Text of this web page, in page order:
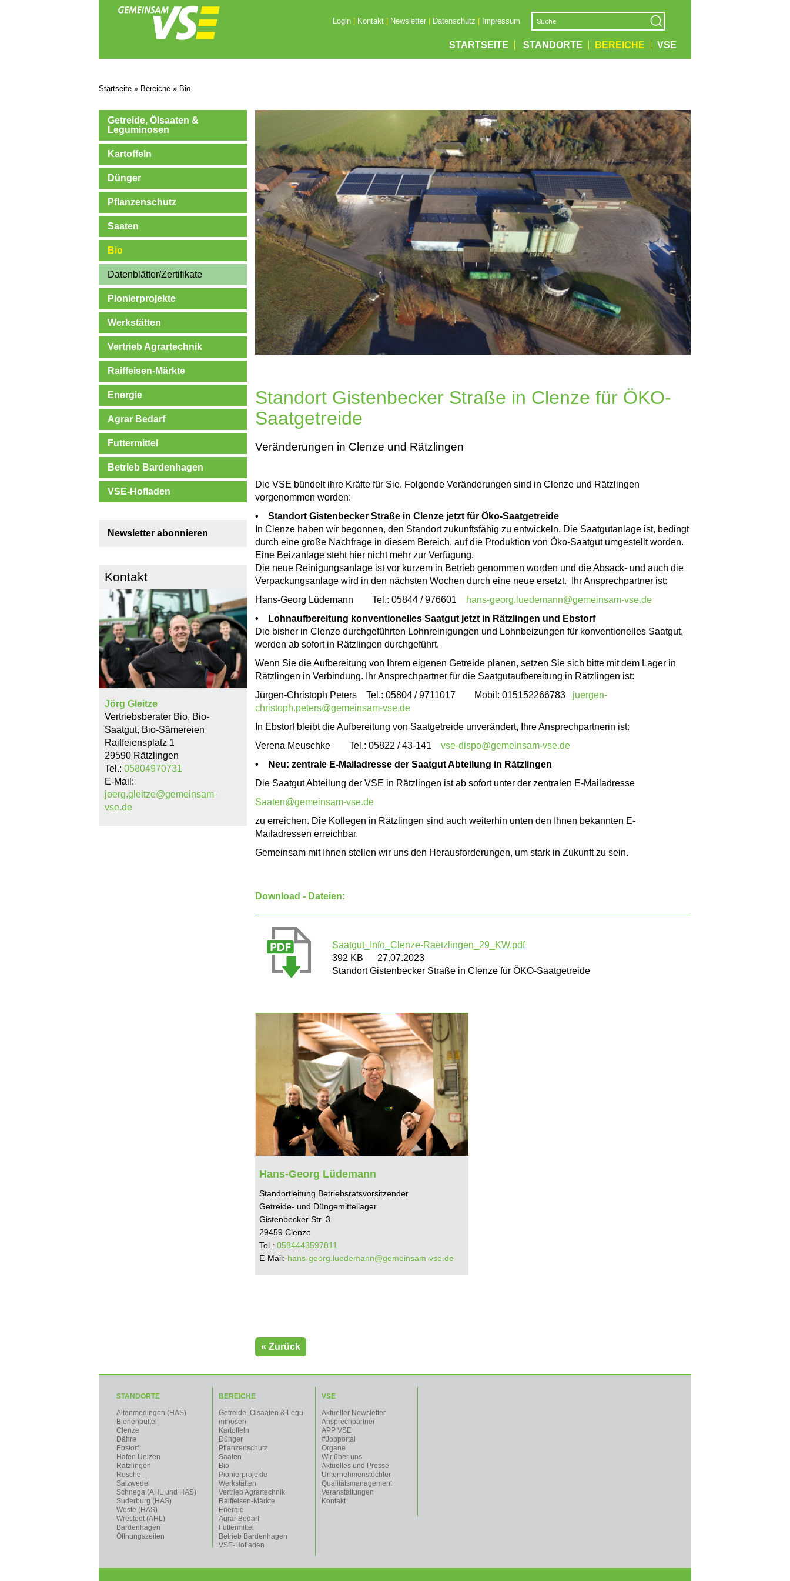
Login| Kontakt| Newsletter| Datenschutz Impressum
STARTSEITE STANDORTE BEREICHE VSE
Startseite » Bereiche » Bio
Getreide, Ölsaaten &
Leguminosen
Kartoffeln
Dünger
Pflanzenschutz
Saaten
Bio
Datenblätter/Zertifikate
Pionierprojekte
Werkstätten
Vertrieb Agrartechnik
Raiffeisen-Märkte
Energie
Agrar Bedarf
Futtermittel
Betrieb Bardenhagen
VSE-Hofladen
Newsletter abonnieren
Kontakt
Jörg Gleitze
Vertriebsberater Bio, Bio-
Saatgut, Bio-Sämereien
Raiffeiensplatz 1
29590 Rätzlingen
Tel.: 05804970731
E-Mail:
joerg.gleitze@gemeinsam-
vse.de
Standort Gistenbecker Straße in Clenze für ÖKO-
Saatgetreide
Veränderungen in Clenze und Rätzlingen
Die VSE bündelt ihre Kräfte für Sie. Folgende Veränderungen sind in Clenze und Rätzlingen
vorgenommen worden:
• Standort Gistenbecker Straße in Clenze jetzt für Öko-Saatgetreide
In Clenze haben wir begonnen, den Standort zukunftsfähig zu entwickeln. Die Saatgutanlage ist, bedingt
durch eine große Nachfrage in diesem Bereich, auf die Produktion von Öko-Saatgut umgestellt worden.
Eine Beizanlage steht hier nicht mehr zur Verfügung.
Die neue Reinigungsanlage ist vor kurzem in Betrieb genommen worden und die Absack- und auch die
Verpackungsanlage wird in den nächsten Wochen durch eine neue ersetzt. Ihr Ansprechpartner ist:
Hans-Georg Lüdemann Tel.: 05844 / 976601
hans-georg.luedemann@gemeinsam-vse.de
• Lohnaufbereitung konventionelles Saatgut jetzt in Rätzlingen und Ebstorf
Die bisher in Clenze durchgeführten Lohnreinigungen und Lohnbeizungen für konventionelles Saatgut,
werden ab sofort in Rätzlingen durchgeführt.
Wenn Sie die Aufbereitung von Ihrem eigenen Getreide planen, setzen Sie sich bitte mit dem Lager in
Rätzlingen in Verbindung. Ihr Ansprechpartner für die Saatgutaufbereitung in Rätzlingen ist:
Jürgen-Christoph Peters Tel.: 05804 / 9711017 Mobil: 015152266783
juergen-
christoph.peters@gemeinsam-vse.de
In Ebstorf bleibt die Aufbereitung von Saatgetreide unverändert, Ihre Ansprechpartnerin ist:
Verena Meuschke Tel.: 05822 / 43-141
vse-dispo@gemeinsam-vse.de
• Neu: zentrale E-Mailadresse der Saatgut Abteilung in Rätzlingen
Die Saatgut Abteilung der VSE in Rätzlingen ist ab sofort unter der zentralen E-Mailadresse
Saaten@gemeinsam-vse.de
zu erreichen. Die Kollegen in Rätzlingen sind auch weiterhin unten den Ihnen bekannten E-
Mailadressen erreichbar.
Gemeinsam mit Ihnen stellen wir uns den Herausforderungen, um stark in Zukunft zu sein.
Download - Dateien:
Saatgut_Info_Clenze-Raetzlingen_29_KW.pdf
392 KB
27.07.2023
Standort Gistenbecker Straße in Clenze für ÖKO-Saatgetreide
Hans-Georg Lüdemann
Standortleitung Betriebsratsvorsitzender
Getreide- und Düngemittellager
Gistenbecker Str. 3
29459 Clenze
Tel.:0584443597811
E-Mail: hans-georg.luedemann@gemeinsam-vse.de
« Zurück
STANDORTE
Altenmedingen (HAS)
Bienenbüttel
Clenze
Dähre
Ebstorf
Hafen Uelzen
Rätzlingen
Rosche
Salzwedel
Schnega (AHL und HAS)
Suderburg (HAS)
Weste (HAS)
Wrestedt (AHL)
Bardenhagen
Öffnungszeiten
BEREICHE
Getreide, Ölsaaten & Legu
minosen
Kartoffeln
Dünger
Pflanzenschutz
Saaten
Bio
Pionierprojekte
Werkstätten
Vertrieb Agrartechnik
Raiffeisen-Märkte
Energie
Agrar Bedarf
Futtermittel
Betrieb Bardenhagen
VSE-Hofladen
VSE
Aktueller Newsletter
Ansprechpartner
APP VSE
#Jobportal
Organe
Wir über uns
Aktuelles und Presse
Unternehmenstöchter
Qualitätsmanagement
Veranstaltungen
Kontakt